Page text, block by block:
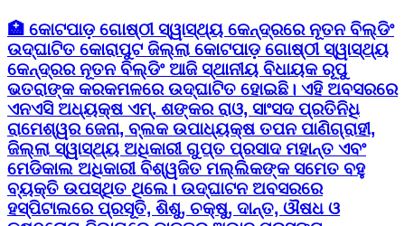
🏥 କୋଟପାଡ଼ ଗୋଷ୍ଠୀ ସ୍ୱାସ୍ଥ୍ୟ କେନ୍ଦ୍ରରେ ନୂତନ ବିଲ୍ଡିଂ
ଉଦ୍ଘାଟିତ କୋରାପୁଟ ଜିଲ୍ଲା କୋଟପାଡ଼ ଗୋଷ୍ଠୀ ସ୍ୱାସ୍ଥ୍ୟ
କେନ୍ଦ୍ରର ନୂତନ ବିଲ୍ଡିଂ ଆଜି ସ୍ଥାନୀୟ ବିଧାୟକ ରୂପୁ
ଭତରାଙ୍କ କରକମଳରେ ଉଦ୍ଘାଟିତ ହୋଇଛି। ଏହି ଅବସରରେ
ଏନଏସି ଅଧ୍ୟକ୍ଷ ଏମ୍. ଶଙ୍କର ରାଓ, ସାଂସଦ ପ୍ରତିନିଧି
ରାମେଶ୍ୱର ଜେନା, ବ୍ଲକ ଉପାଧ୍ୟକ୍ଷ ତପନ ପାଣିଗ୍ରାହୀ,
ଜିଲ୍ଲା ସ୍ୱାସ୍ଥ୍ୟ ଅଧିକାରୀ ଗୁପ୍ତ ପ୍ରସାଦ ମହାନ୍ତ ଏବଂ
ମେଡିକାଲ ଅଧିକାରୀ ବିଶ୍ୱଜିତ ମଲ୍ଲିକଙ୍କ ସମେତ ବହୁ
ବ୍ୟକ୍ତି ଉପସ୍ଥିତ ଥିଲେ। ଉଦ୍ଘାଟନ ଅବସରରେ
ହସ୍ପିଟାଲରେ ପ୍ରସୂତି, ଶିଶୁ, ଚକ୍ଷୁ, ଦାନ୍ତ, ଔଷଧ ଓ